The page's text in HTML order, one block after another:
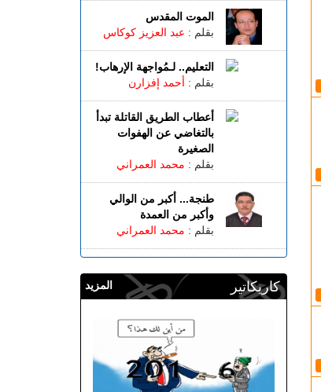
الموت المقدس
بقلم : عبد العزيز كوكاس
التعليم.. لـمُواجهة الإرهاب!
بقلم : أحمد إفزارن
أعطاب الطريق القاتلة تبدأ
بالتغاضي عن الهفوات
الصغيرة
بقلم : محمد العمراني
طنجة... أكبر من الوالي
وأكبر من العمدة
بقلم : محمد العمراني
المزيد كاريكاتير